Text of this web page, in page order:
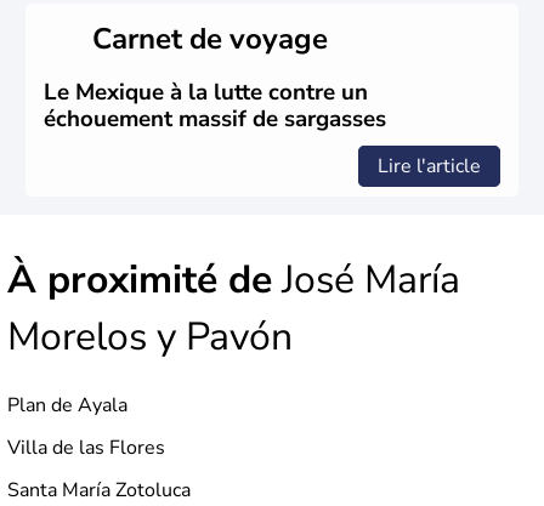
Carnet de voyage
Le Mexique à la lutte contre un
échouement massif de sargasses
Lire l'article
À proximité deJosé María
Morelos y Pavón
Plan de Ayala
Villa de las Flores
Santa María Zotoluca